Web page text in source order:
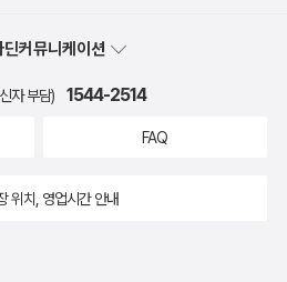
커뮤니케이션
자 부담) 1544-2514
FAQ
위치, 영업시간 안내